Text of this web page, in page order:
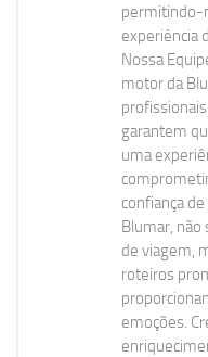
permitindo-
experiência
Nossa
motor da
garantem
uma
confiança
Blumar, não
de viagem,
roteiros
emoções.